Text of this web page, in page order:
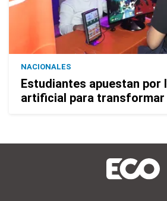
NACIONALES
Estudiantes apuestan por
artificial para transformar